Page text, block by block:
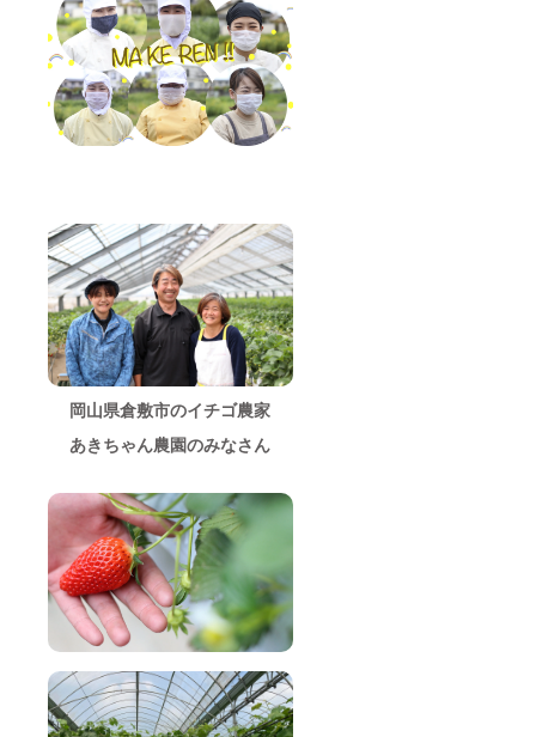
岡山県倉敷市のイチゴ農家
あきちゃん農園のみなさん